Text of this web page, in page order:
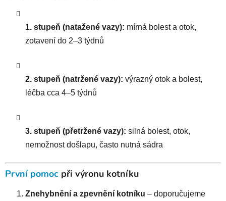
1. stupeň (natažené vazy): mírná bolest a otok,
zotavení do 2–3 týdnů
2. stupeň (natržené vazy): výrazný otok a bolest,
léčba cca 4–5 týdnů
3. stupeň (přetržené vazy): silná bolest, otok,
nemožnost došlapu, často nutná sádra
První pomoc při výronu kotníku
Znehybnění a zpevnění kotníku – doporučujeme